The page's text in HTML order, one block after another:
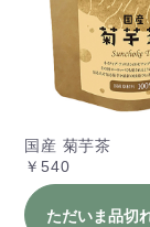
国産 菊芋茶
￥540
ただいま品切